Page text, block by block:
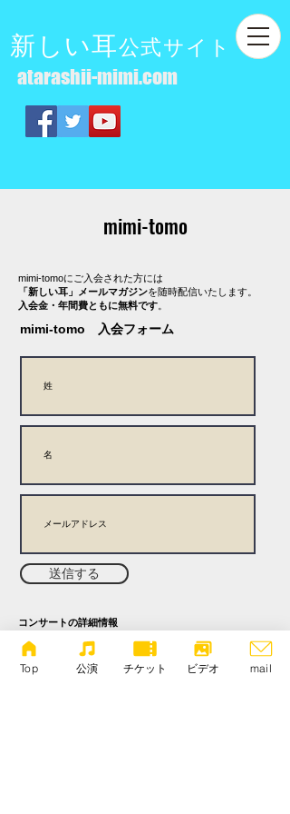
新しい耳公式サイト
atarashii-mimi.com
mimi-tomo
mimi-tomoにご入会された方には
「新しい耳」メールマガジンを随時配信いたします。
入会金・年間費ともに無料です
mimi-tomo 入会フォーム
送信する
コンサートの詳細情報
公演内容についての深掘り記事
トークやインタビュー動画
など、
充実の記事が楽しめます！
Top 公演 チケット ビデオ mail